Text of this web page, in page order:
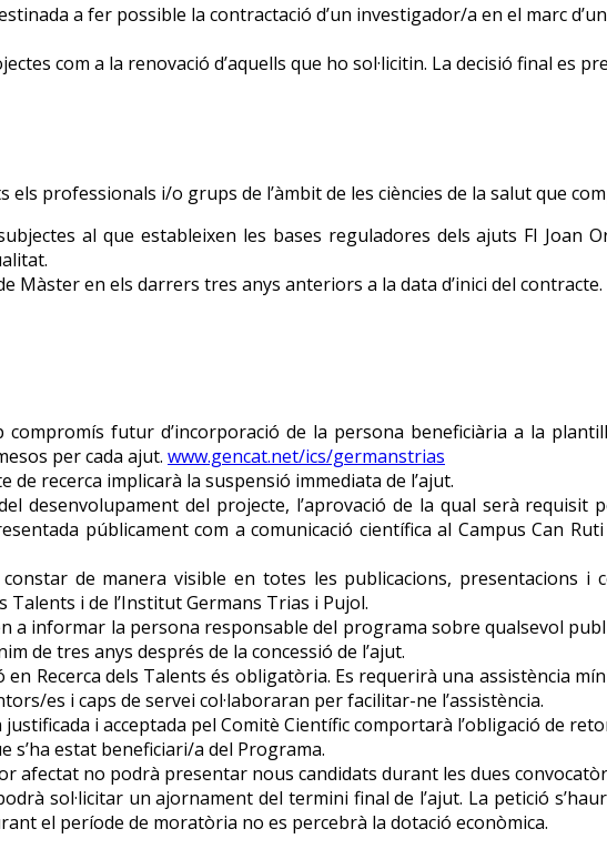
a fer possible la contractació d’un investigador/a en el marc
com a la renovació d’aquells que ho sol·licitin. La decisió final es
professionals i/o grups de l’àmbit de les ciències de la salut que
al que estableixen les bases reguladores dels ajuts FI Joan
Màster en els darrers tres anys anteriors a la data d’inici del contracte.
compromís futur d’incorporació de la persona beneficiària a la
per cada ajut. www.gencat.net/ics/germanstrias
recerca implicarà la suspensió immediata de l’ajut.
desenvolupament del projecte, l’aprovació de la qual serà requisit
públicament com a comunicació científica al Campus Can
de manera visible en totes les publicacions, presentacions i
Talents i de l’Institut Germans Trias i Pujol.
a informar la persona responsable del programa sobre qualsevol
de tres anys després de la concessió de l’ajut.
en Recerca dels Talents és obligatòria. Es requerirà una assistència
es i caps de servei col·laboraran per facilitar-ne l’assistència.
justificada i acceptada pel Comitè Científic comportarà l’obligació de
s’ha estat beneficiari/a del Programa.
afectat no podrà presentar nous candidats durant les dues
sol·licitar un ajornament del termini final de l’ajut. La petició
el període de moratòria no es percebrà la dotació econòmica.